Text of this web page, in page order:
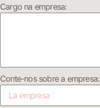
Cargo na empresa:
Conte-nos sobre a empresa: